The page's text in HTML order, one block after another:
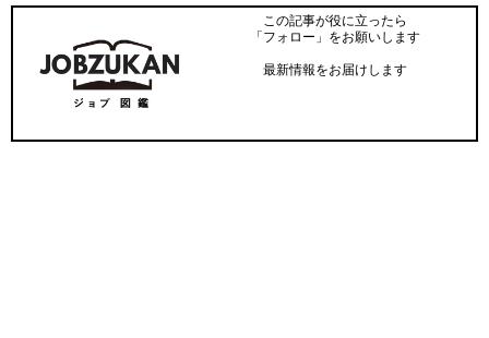
この記事が役に立ったら
「フォロー」をお願いします
最新情報をお届けします